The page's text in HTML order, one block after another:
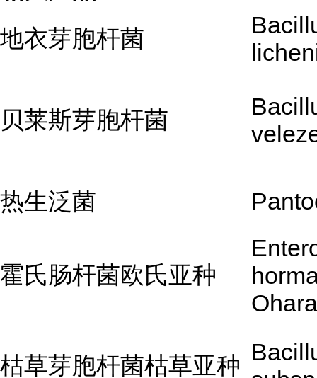
地衣芽胞杆菌
贝莱斯芽胞杆菌
热生泛菌
霍氏肠杆菌欧氏亚种
枯草芽胞杆菌枯草亚种